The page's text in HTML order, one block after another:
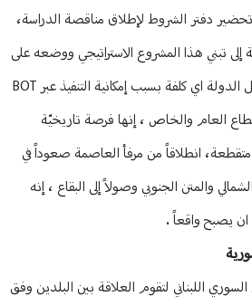
دفتر الشروط لإطلاق مناقصة الدراسة،
تبني هذا المشروع الاستراتيجي ووضعه على
سلم اولوياتها، وهو لن يحمّل الدولة اي كلفة بسبب إمكانية التنفيذ عبر BOT
العام والخاص ، إنها فرصة تاريخيّة
انطلاقاً من مرفأ العاصمة صعوداً في
والمتن الجنوبي وصولاً إلى البقاع ، إنه
يصبح واقعاً .
اللبناني لتقوم العلاقة بين البلدين وفق